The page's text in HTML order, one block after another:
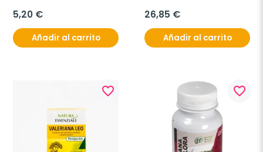
5,20 €
Añadir al carrito
26,85 €
Añadir al carrito
favorite_border favorite_border